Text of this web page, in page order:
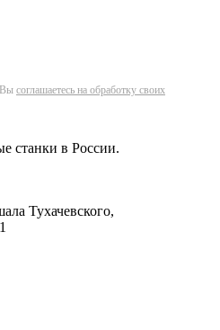
Вы соглашаетесь на обработку своих
Тухачевского,